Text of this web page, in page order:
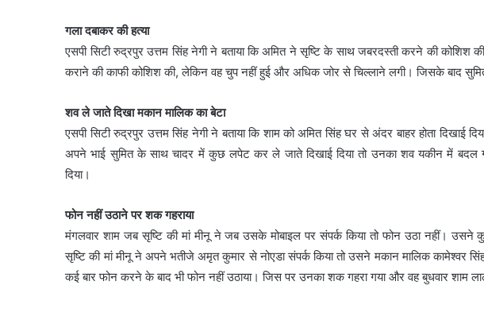
गला दबाकर की हत्या
एसपी सिटी रुद्रपुर उत्तम सिंह नेगी ने बताया कि अमित ने सृष्टि के साथ जबरदस्ती करने की कोशिश
कराने की काफी कोशिश की, लेकिन वह चुप नहीं हुई और अधिक जोर से चिल्लाने लगी। जिसके बाद
शव ले जाते दिखा मकान मालिक का बेटा
एसपी सिटी रुद्रपुर उत्तम सिंह नेगी ने बताया कि शाम को अमित सिंह घर से अंदर बाहर होता दिखाई
अपने भाई सुमित के साथ चादर में कुछ लपेट कर ले जाते दिखाई दिया तो उनका शव यकीन में बदल
दिया।
फोन नहीं उठाने पर शक गहराया
मंगलवार शाम जब सृष्टि की मां मीनू ने जब उसके मोबाइल पर संपर्क किया तो फोन उठा नहीं। उसने
सृष्टि की मां मीनू ने अपने भतीजे अमृत कुमार से नोएडा संपर्क किया तो उसने मकान मालिक कामेश्वर
कई बार फोन करने के बाद भी फोन नहीं उठाया। जिस पर उनका शक गहरा गया और वह बुधवार शाम